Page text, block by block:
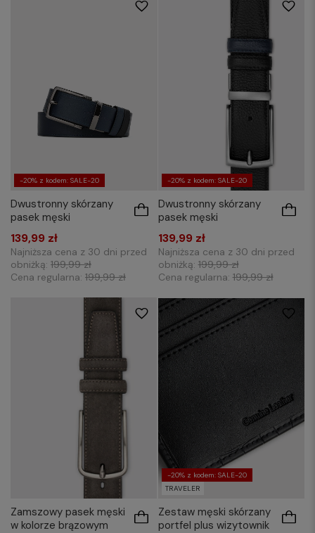
-20% z kodem: SALE-20
Dwustronny skórzany
pasek męski
139,99 zł
Najniższa cena z 30 dni przed
obniżką: 199,99 zł
Cena regularna: 199,99 zł
-20% z kodem: SALE-20
Dwustronny skórzany
pasek męski
139,99 zł
Najniższa cena z 30 dni przed
obniżką:199,99 zł
Cena regularna:199,99 zł
110 115
Zamszowy pasek męski
w kolorze brązowym
-20% z kodem: SALE-20
TRAVELER
Zestaw męski skórzany
portfel plus wizytownik